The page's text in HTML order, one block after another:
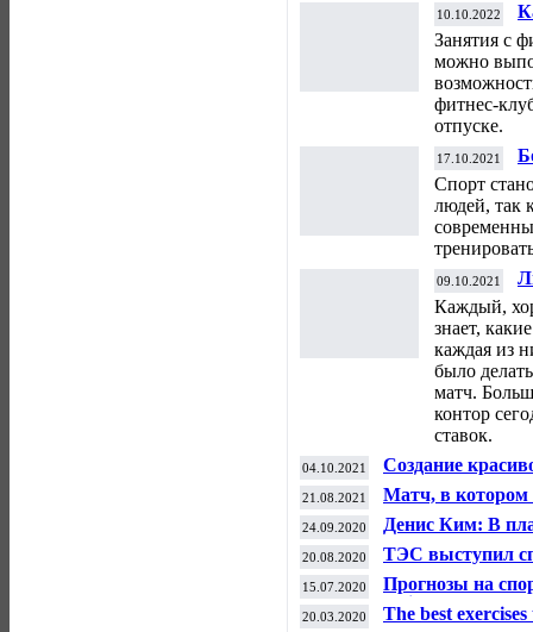
10.10.2022
Занятия с
можно
фитнес-
отпуске.
17.10.2021
Спорт
людей, так
09.10.2021
Каждый,
знает,
каждая из
было
матч.
контор
ставок.
04.10.2021
Создание
фармакологии —
стероидов
21.08.2021
Матч, в котором
вернуться в
Старого Света
24.09.2020
Денис Ким: В
России в ноябре
20.08.2020
ТЭС выступил
велоспорту
15.07.2020
Прогнозы на
Insider
20.03.2020 The best